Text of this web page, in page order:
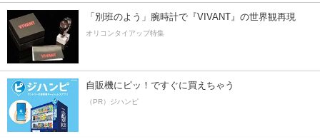
「別班のよう」腕時計で『VIVANT』の世界観再現
オリコンタイアップ特集
自販機にピッ！ですぐに買えちゃう
（PR）ジハンピ